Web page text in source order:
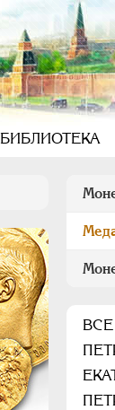
БИБЛИОТЕКА
ВСЕ